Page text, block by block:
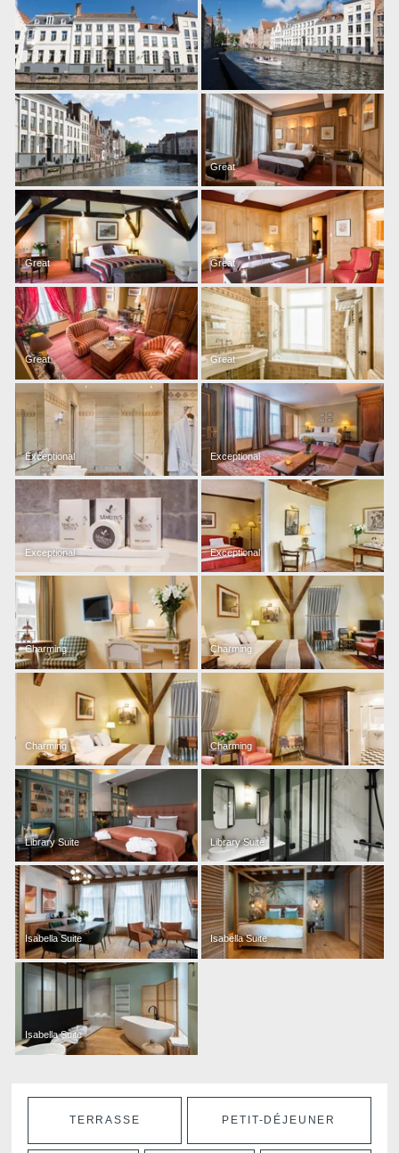
Great
Great Great
Great Great
Exceptional Exceptional
Exceptional Exceptional
Charming Charming
Charming Charming
Library Suite Library Suite
Isabella Suite Isabella Suite
Isabella Suite
TERRASSE PETIT-DÉJEUNER